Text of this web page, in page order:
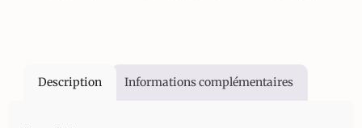
Description Informations complémentaires